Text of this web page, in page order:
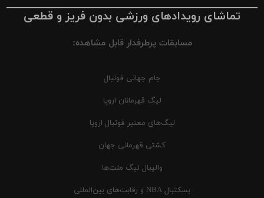
تماشای رویدادهای ورزشی بدون فریز و قطعی
مسابقات پرطرفدار قابل مشاهده:
جام جهانی فوتبال
لیگ قهرمانان اروپا
لیگ‌های معتبر فوتبال اروپا
کشتی قهرمانی جهان
والیبال لیگ ملت‌ها
بسکتبال NBA و رقابت‌های بین‌المللی